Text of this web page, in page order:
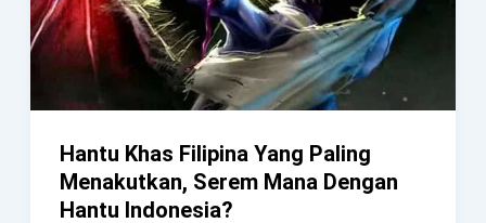
Hantu Khas Filipina Yang Paling
Menakutkan, Serem Mana Dengan
Hantu Indonesia?